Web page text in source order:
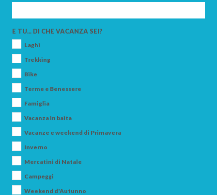
E TU... DI CHE VACANZA SEI?
Laghi
Trekking
Bike
Terme e Benessere
Famiglia
Vacanza in baita
Vacanze e weekend di Primavera
Inverno
Mercatini di Natale
Campeggi
Weekend d'Autunno